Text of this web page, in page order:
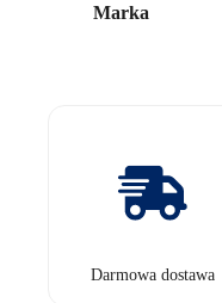
Marka
Darmowa dostawa